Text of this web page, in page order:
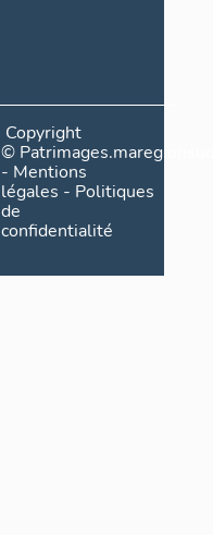
d'une toiture
corps,
bois.
Dans le
supérieur et
Copyright
©
- Mentions
légales - Politiques
de
confidentialité